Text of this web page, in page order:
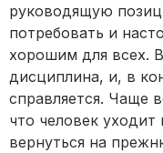
руководящую
потребовать и
хорошим для всех.
дисциплина, и, в
справляется. Чаще
что человек
вернуться на